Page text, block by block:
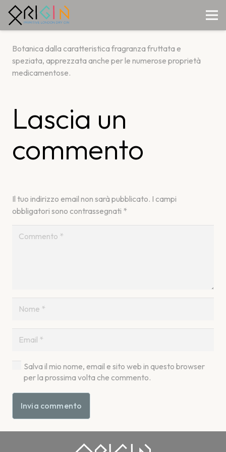
Botanica dalla caratteristica fragranza fruttata e
speziata, apprezzata anche per le numerose proprietà
medicamentose.
Lascia un
commento
Il tuo indirizzo email non sarà pubblicato. I campi
obbligatori sono contrassegnati *
Salva il mio nome, email e sito web in questo browser
per la prossima volta che commento.
Invia commento